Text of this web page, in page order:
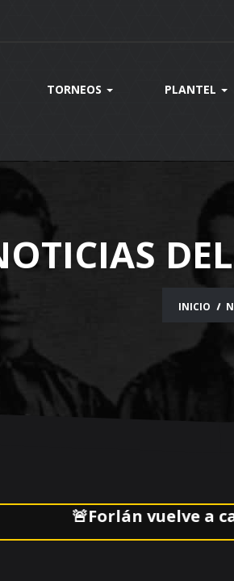
TORNEOS PLANTEL
INICIO
🚨Forlán vuelve a casa: